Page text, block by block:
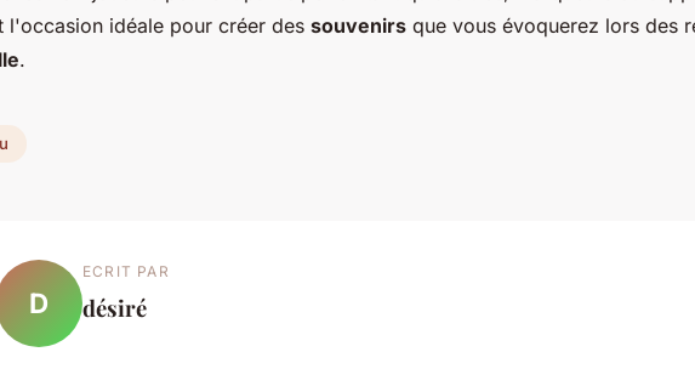
l'occasion idéale pour créer des souvenirs que vous évoquerez lors des
.
D
ECRIT PAR
désiré